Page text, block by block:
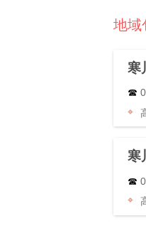
地域
寒
寒